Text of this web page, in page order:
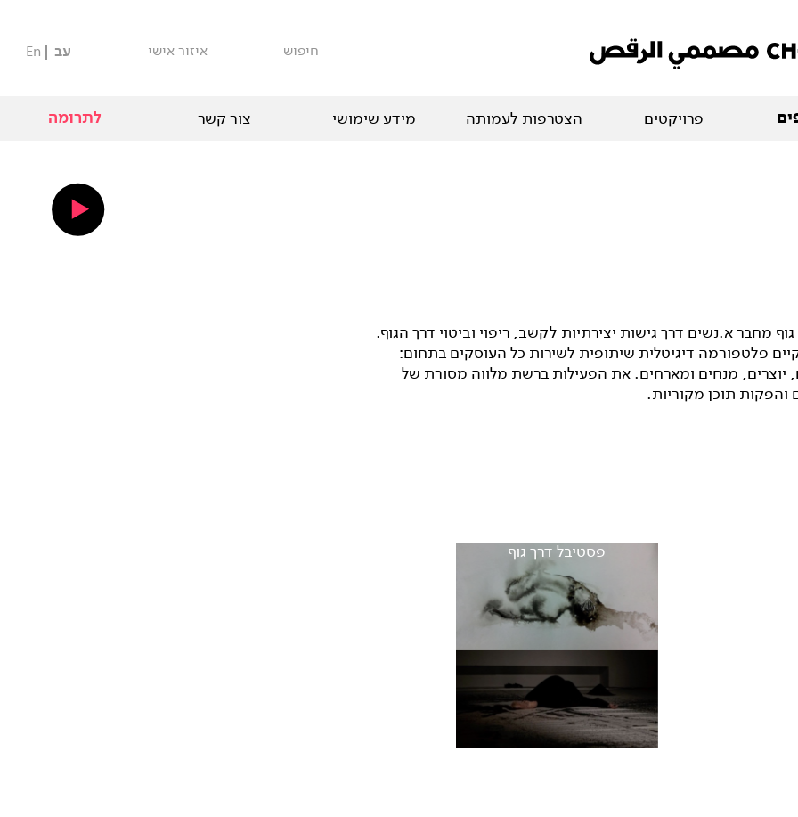
חיפוש איזור אישי עב En
פרויקטים הצטרפות לעמותה מידע שימושי צור קשר לתרומה
מחבר א.נשים דרך גישות יצירתיות לקשב, ריפוי וביטוי דרך הגוף.
פלטפורמה דיגיטלית שיתופית לשירות כל העוסקים בתחום:
יוצרים, מנחים ומארחים. את הפעילות ברשת מלווה מסורת של
והפקות תוכן מקוריות.
פסטיבל דרך גוף